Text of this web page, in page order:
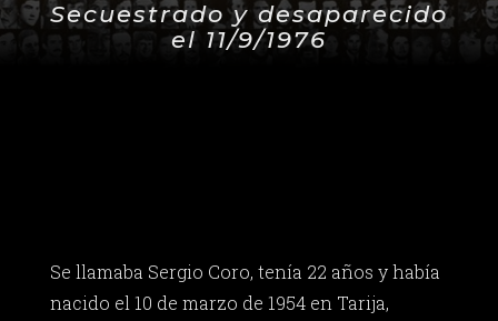
Secuestrado y desaparecido
el 11/9/1976
Se llamaba Sergio Coro, tenía 22 años y había
nacido el 10 de marzo de 1954 en Tarija,